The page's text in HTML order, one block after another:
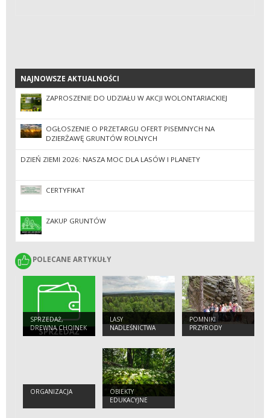
NAJNOWSZE AKTUALNOŚCI
NAJNOWSZE AKTUALNOŚCI
ZAPROSZENIE DO UDZIAŁU W AKCJI WOLONTARIACKIEJ
OGŁOSZENIE O PRZETARGU OFERT PISEMNYCH NA
DZIERŻAWĘ GRUNTÓW ROLNYCH
DZIEŃ ZIEMI 2026: NASZA MOC DLA LASÓW I PLANETY
CERTYFIKAT
ZAKUP GRUNTÓW
POLECANE ARTYKUŁY
POLECANE ARTYKUŁY
SPRZEDAŻ,
DREWNA CHOINEK
I SADZONEK
LASY
NADLEŚNICTWA
POMNIKI
PRZYRODY
ORGANIZACJA
OBIEKTY
EDUKACYJNE